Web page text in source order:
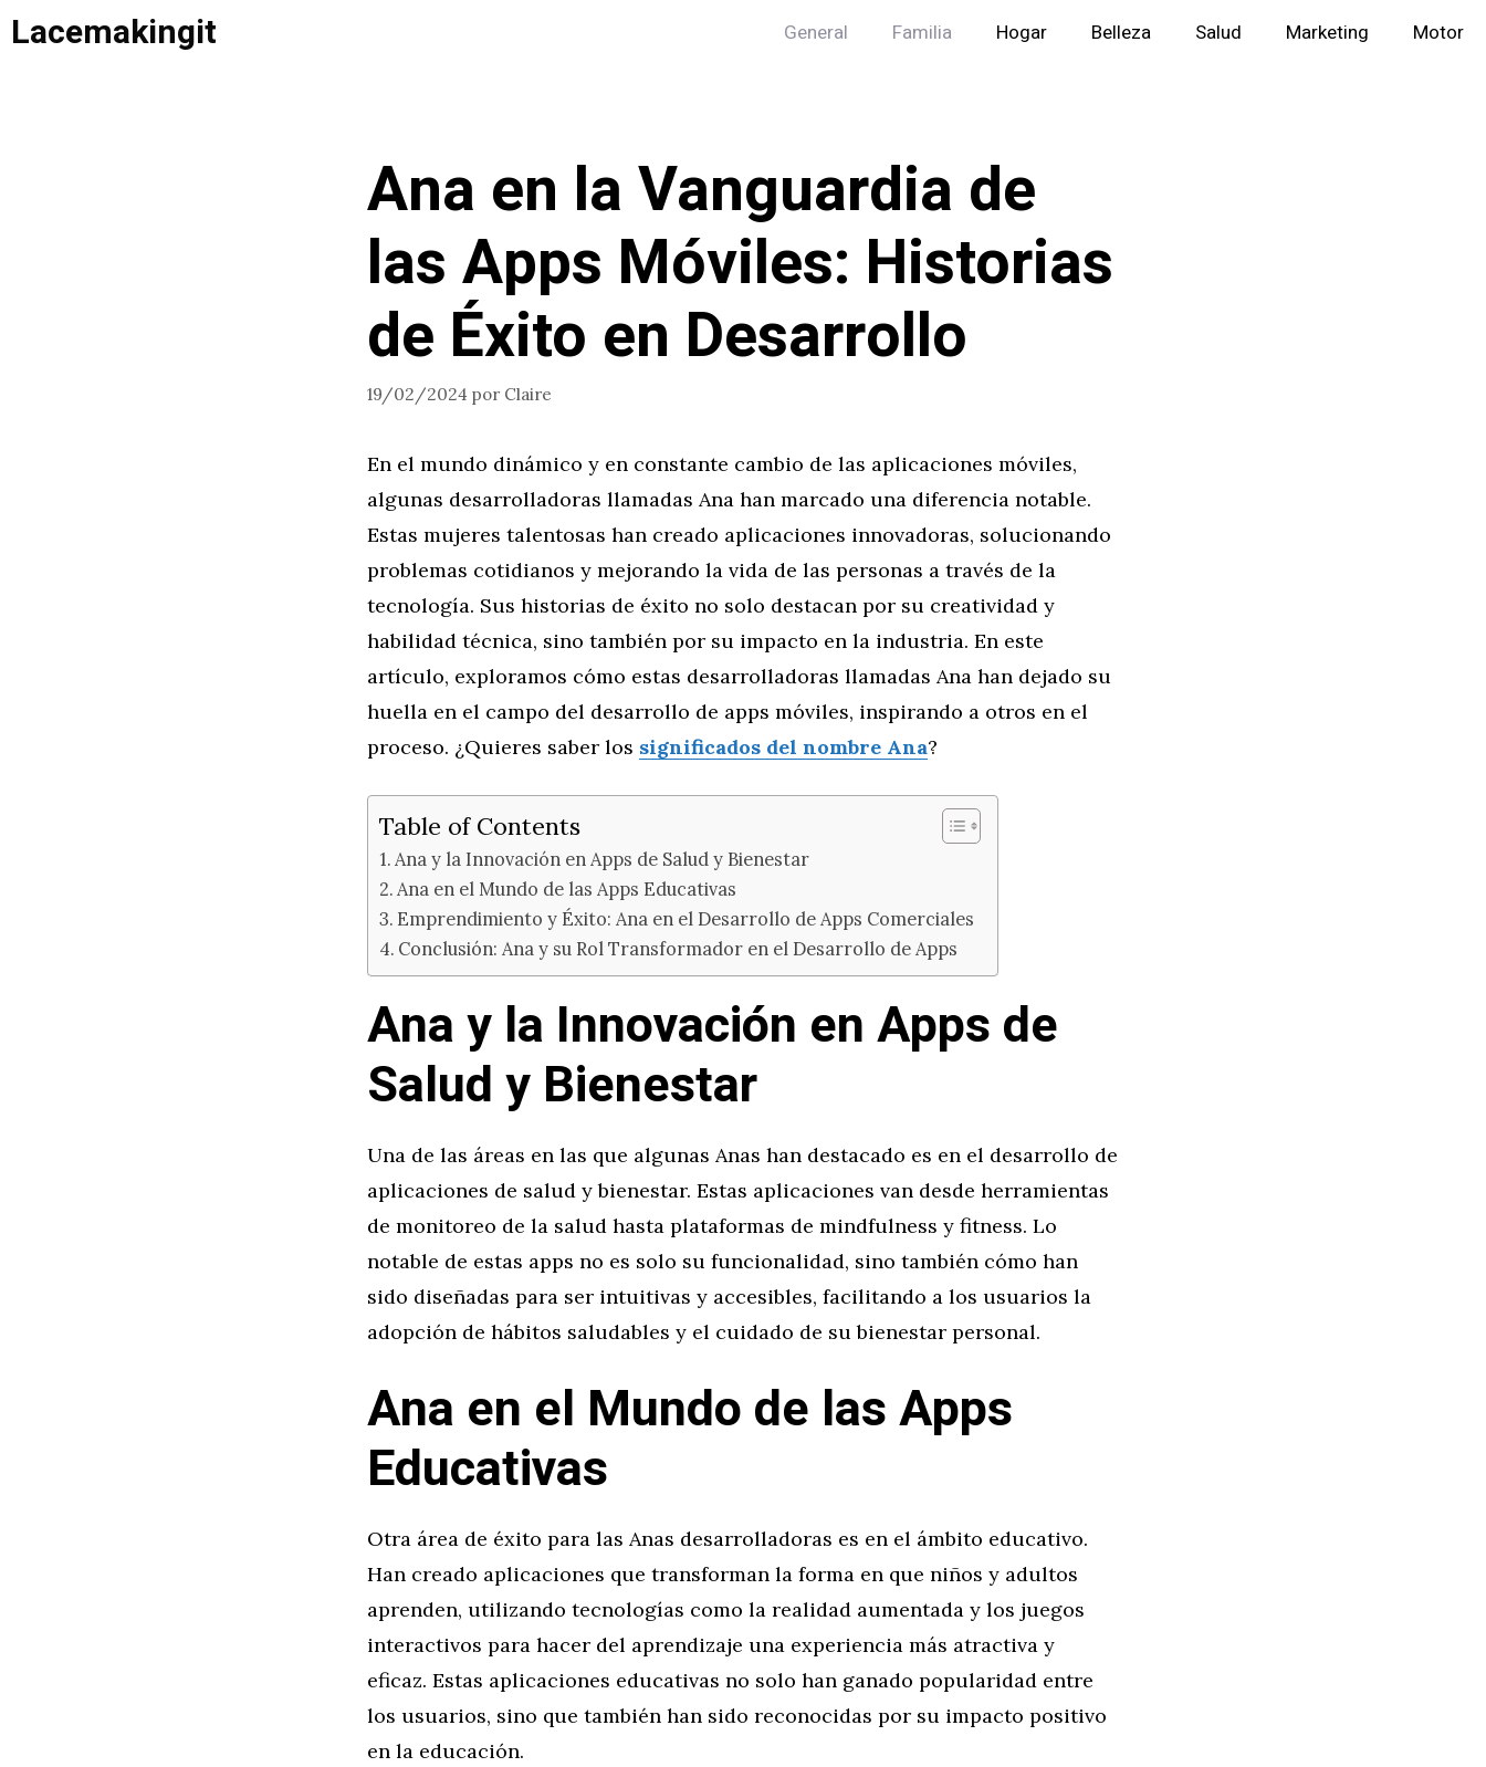
Saltar
alLacemakingit General Familia Hogar Belleza Salud Marketing Motor
Ana en la Vanguardia de
las Apps Móviles: Historias
de Éxito en Desarrollo
19/02/2024 por Claire
En el mundo dinámico y en constante cambio de las aplicaciones móviles,
algunas desarrolladoras llamadas Ana han marcado una diferencia notable.
Estas mujeres talentosas han creado aplicaciones innovadoras, solucionando
problemas cotidianos y mejorando la vida de las personas a través de la
tecnología. Sus historias de éxito no solo destacan por su creatividad y
habilidad técnica, sino también por su impacto en la industria. En este
artículo, exploramos cómo estas desarrolladoras llamadas Ana han dejado su
huella en el campo del desarrollo de apps móviles, inspirando a otros en el
proceso. ¿Quieres saber los significados del nombre Ana?
Table of Contents
Ana y la Innovación en Apps de Salud y Bienestar
Ana en el Mundo de las Apps Educativas
Emprendimiento y Éxito: Ana en el Desarrollo de Apps Comerciales
Conclusión: Ana y su Rol Transformador en el Desarrollo de Apps
Ana y la Innovación en Apps de
Salud y Bienestar
Una de las áreas en las que algunas Anas han destacado es en el desarrollo de
aplicaciones de salud y bienestar. Estas aplicaciones van desde herramientas
de monitoreo de la salud hasta plataformas de mindfulness y fitness. Lo
notable de estas apps no es solo su funcionalidad, sino también cómo han
sido diseñadas para ser intuitivas y accesibles, facilitando a los usuarios la
adopción de hábitos saludables y el cuidado de su bienestar personal.
Ana en el Mundo de las Apps
Educativas
Otra área de éxito para las Anas desarrolladoras es en el ámbito educativo.
Han creado aplicaciones que transforman la forma en que niños y adultos
aprenden, utilizando tecnologías como la realidad aumentada y los juegos
interactivos para hacer del aprendizaje una experiencia más atractiva y
eficaz. Estas aplicaciones educativas no solo han ganado popularidad entre
los usuarios, sino que también han sido reconocidas por su impacto positivo
en la educación.